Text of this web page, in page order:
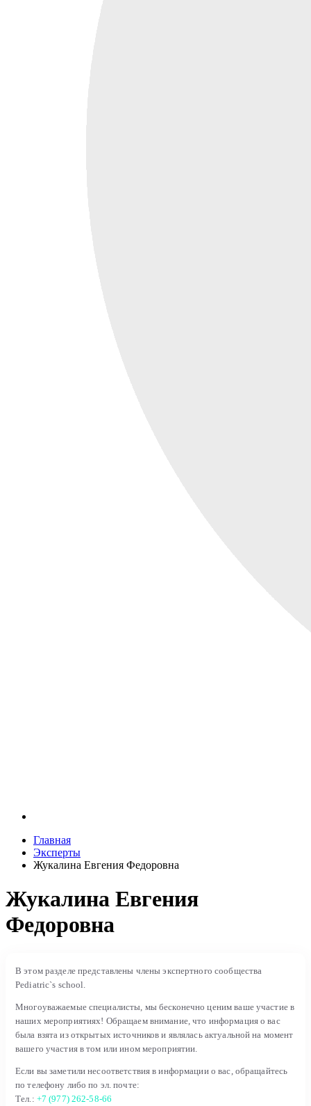
Главная
Эксперты
Жукалина Евгения Федоровна
Жукалина Евгения
Федоровна
В этом разделе представлены члены экспертного сообщества
Pediatric`s school.
Многоуважаемые специалисты, мы бесконечно ценим ваше участие в
наших мероприятиях! Обращаем внимание, что информация о вас
была взята из открытых источников и являлась актуальной на момент
вашего участия в том или ином мероприятии.
Если вы заметили несоответствия в информации о вас, обращайтесь
по телефону либо по эл. почте:
Тел.: +7 (977) 262-58-66